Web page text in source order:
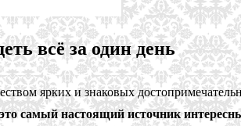
всё за один день
ярких и знаковых
самый настоящий источник